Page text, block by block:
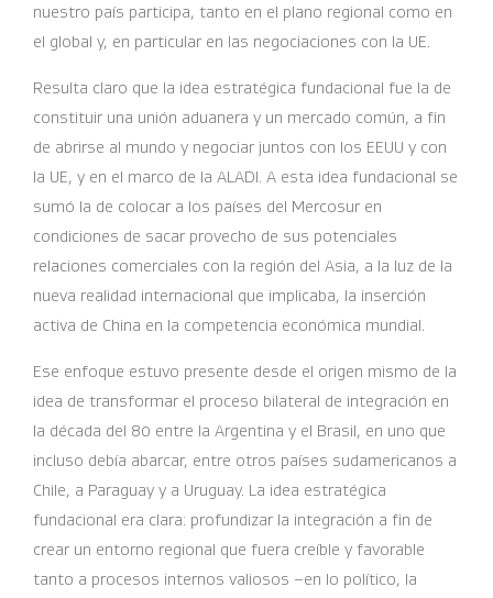
nuestro país participa, tanto en el plano regional como en
el global y, en particular en las negociaciones con la UE.
Resulta claro que la idea estratégica fundacional fue la de
constituir una unión aduanera y un mercado común, a fin
de abrirse al mundo y negociar juntos con los EEUU y con
la UE, y en el marco de la ALADI. A esta idea fundacional se
sumó la de colocar a los países del Mercosur en
condiciones de sacar provecho de sus potenciales
relaciones comerciales con la región del Asia, a la luz de la
nueva realidad internacional que implicaba, la inserción
activa de China en la competencia económica mundial.
Ese enfoque estuvo presente desde el origen mismo de la
idea de transformar el proceso bilateral de integración en
la década del 80 entre la Argentina y el Brasil, en uno que
incluso debía abarcar, entre otros países sudamericanos a
Chile, a Paraguay y a Uruguay. La idea estratégica
fundacional era clara: profundizar la integración a fin de
crear un entorno regional que fuera creíble y favorable
tanto a procesos internos valiosos –en lo político, la